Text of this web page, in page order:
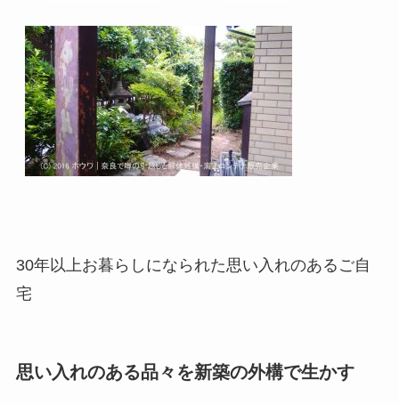
30年以上お暮らしになられた思い入れのあるご自
宅
思い入れのある品々を新築の外構で生かす